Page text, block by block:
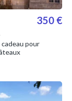
350 €
pour